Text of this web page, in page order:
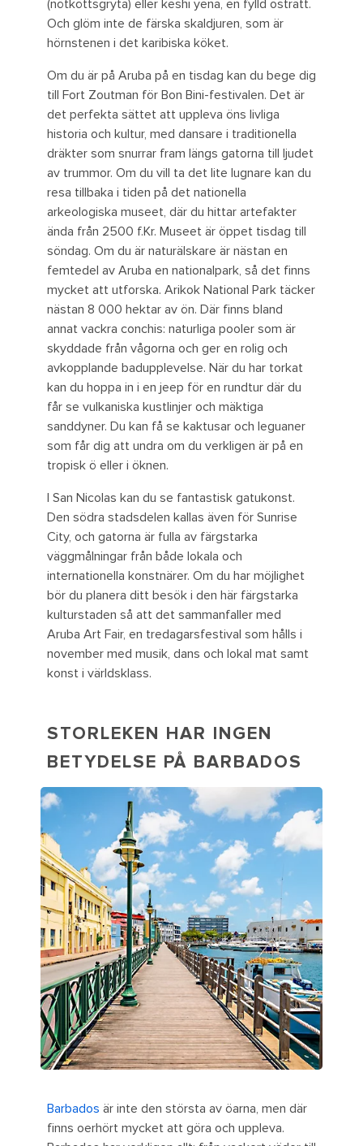
(nötköttsgryta) eller keshi yena, en fylld osträtt.
Och glöm inte de färska skaldjuren, som är
hörnstenen i det karibiska köket.
Om du är på Aruba på en tisdag kan du bege dig
till Fort Zoutman för Bon Bini-festivalen. Det är
det perfekta sättet att uppleva öns livliga
historia och kultur, med dansare i traditionella
dräkter som snurrar fram längs gatorna till ljudet
av trummor. Om du vill ta det lite lugnare kan du
resa tillbaka i tiden på det nationella
arkeologiska museet, där du hittar artefakter
ända från 2500 f.Kr. Museet är öppet tisdag till
söndag. Om du är naturälskare är nästan en
femtedel av Aruba en nationalpark, så det finns
mycket att utforska. Arikok National Park täcker
nästan 8 000 hektar av ön. Där finns bland
annat vackra conchis: naturliga pooler som är
skyddade från vågorna och ger en rolig och
avkopplande badupplevelse. När du har torkat
kan du hoppa in i en jeep för en rundtur där du
får se vulkaniska kustlinjer och mäktiga
sanddyner. Du kan få se kaktusar och leguaner
som får dig att undra om du verkligen är på en
tropisk ö eller i öknen.
I San Nicolas kan du se fantastisk gatukonst.
Den södra stadsdelen kallas även för Sunrise
City, och gatorna är fulla av färgstarka
väggmålningar från både lokala och
internationella konstnärer. Om du har möjlighet
bör du planera ditt besök i den här färgstarka
kulturstaden så att det sammanfaller med
Aruba Art Fair, en tredagarsfestival som hålls i
november med musik, dans och lokal mat samt
konst i världsklass.
STORLEKEN HAR INGEN
BETYDELSE PÅ BARBADOS
Barbados är inte den största av öarna, men där
finns oerhört mycket att göra och uppleva.